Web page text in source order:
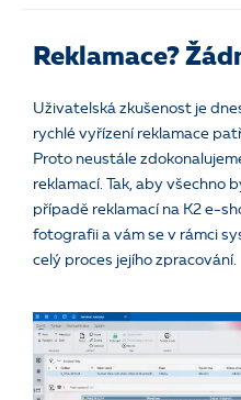
Reklamace?
Uživatelská zkušenost je
rychlé vyřízení reklamace
Proto neustále
reklamací. Tak, aby všechno
případě reklamací na K2 e-
fotografii a vám se v rámci
celý proces jejího zpracování.